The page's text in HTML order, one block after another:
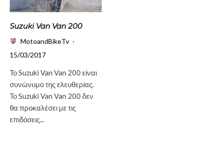
Suzuki Van Van 200
MotoandBikeTv ·
15/03/2017
Το Suzuki Van Van 200 είναι
συνώνυμο της ελευθερίας.
Το Suzuki Van Van 200 δεν
θα προκαλέσει με τις
επιδόσεις...